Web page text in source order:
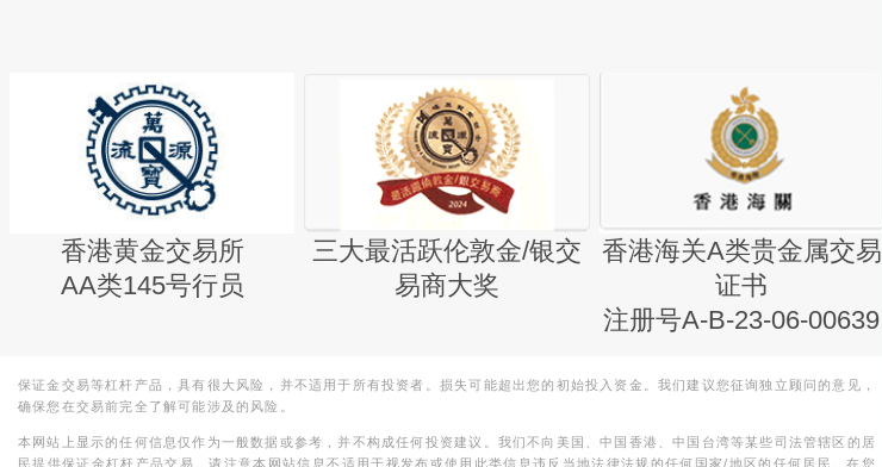
香港黄金交易所
AA类145号行员
三大最活跃伦敦金/银交
易商大奖
香港海关A类贵金属交易
证书
注册号A-B-23-06-00639
保证金交易等杠杆产品，具有很大风险，并不适用于所有投资者。损失可能超出您的初始投入资金。我们建议您征询独立顾问的意见，
确保您在交易前完全了解可能涉及的风险。
本网站上显示的任何信息仅作为一般数据或参考，并不构成任何投资建议。我们不向美国、中国香港、中国台湾等某些司法管辖区的居
民提供保证金杠杆产品交易。请注意本网站信息不适用于视发布或使用此类信息违反当地法律法规的任何国家/地区的任何居民。在您